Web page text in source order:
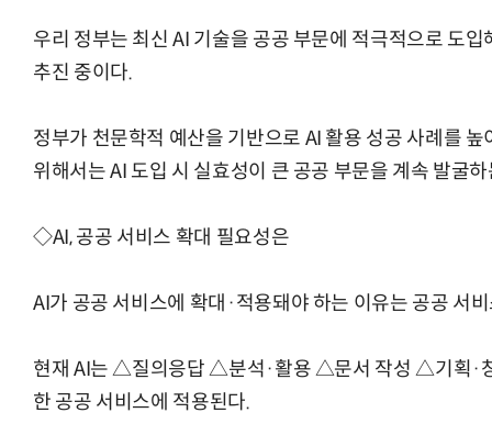
우리 정부는 최신 AI 기술을 공공 부문에 적극적으로 도
추진 중이다.
정부가 천문학적 예산을 기반으로 AI 활용 성공 사례를
위해서는 AI 도입 시 실효성이 큰 공공 부문을 계속 발굴
◇AI, 공공 서비스 확대 필요성은
AI가 공공 서비스에 확대·적용돼야 하는 이유는 공공 서
현재 AI는 △질의응답 △분석·활용 △문서 작성 △기획·
한 공공 서비스에 적용된다.